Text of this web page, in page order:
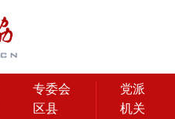
专委会
区县
党派
机关